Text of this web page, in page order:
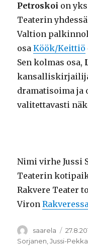
Petroskoi on
Teaterin
Valtion
osaKöök/Keittiö
Sen kolmas osa,
dramatisoima ja
valitettavasti
Nimi virhe Jussi
Teaterin
Rakvere Teater
Viron
Kirjoittaja
saarela
Sorjanen ,Jussi-